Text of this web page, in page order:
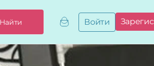
Найти
Добавить,
привязать
бизнес
Войти